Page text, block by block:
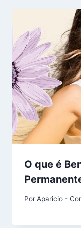
O que é
PorAparicio -